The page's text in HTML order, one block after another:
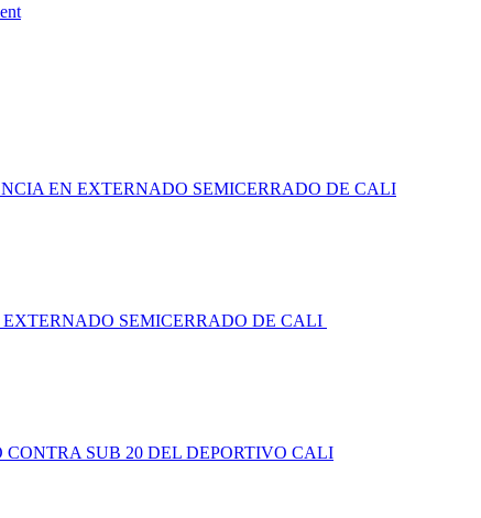
EN EXTERNADO SEMICERRADO DE CALI
SEMICERRADO DE CALI
SUB 20 DEL DEPORTIVO CALI